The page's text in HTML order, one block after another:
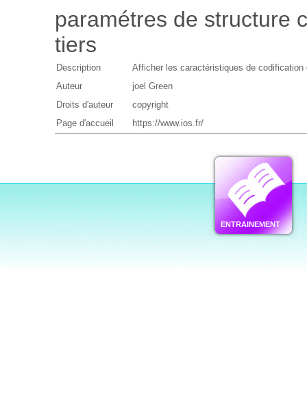
paramétres de structure
tiers
Description
Afficher les caractéristiques de
Auteur
joel Green
Droits d'auteur
copyright
Page d'accueil
https://www.ios.fr/
ENTRAINEMENT